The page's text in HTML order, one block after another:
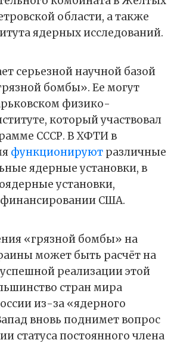
области, а также
ядерных исследований.
серьезной научной базой
бомбы». Ее могут
физико-
который участвовал
СССР. В ХФТИ в
функционируют различные
ядерные установки, в
установки,
США.
«грязной бомбы» на
может быть расчёт на
успешной реализации этой
стран мира
из-за «ядерного
вновь поднимет вопрос
статуса постоянного члена